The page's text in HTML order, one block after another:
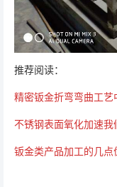
推荐阅读：
精密钣金折弯弯曲工
不锈钢表面氧化加速我
钣金类产品加工的几点